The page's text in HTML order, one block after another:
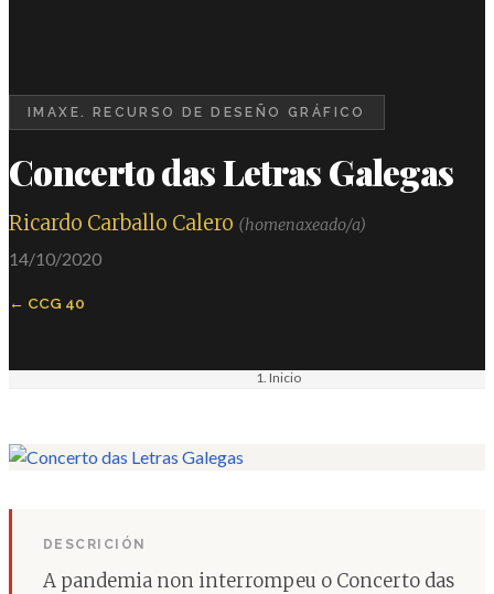
IMAXE. RECURSO DE DESEÑO GRÁFICO
Concerto das Letras Galegas
Ricardo Carballo Calero (homenaxeado/a)
14/10/2020
CCG 40
Inicio
DESCRICIÓN
A pandemia non interrompeu o Concerto das